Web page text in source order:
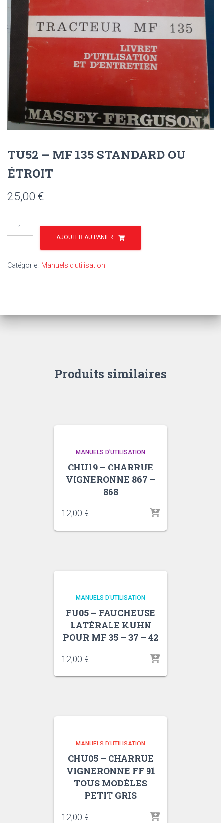
TU52 – MF 135 STANDARD OU
ÉTROIT
25,00 €
quantité
de
MF
AJOUTER AU PANIER
Catégorie : Manuels d'utilisation
Produits similaires
MANUELS D'UTILISATION
CHU19 – CHARRUE
VIGNERONNE 867 –
868
12,00 €
MANUELS D'UTILISATION
FU05 – FAUCHEUSE
LATÉRALE KUHN
POUR MF 35 – 37 – 42
12,00 €
MANUELS D'UTILISATION
CHU05 – CHARRUE
VIGNERONNE FF 91
TOUS MODÈLES
PETIT GRIS
12,00 €